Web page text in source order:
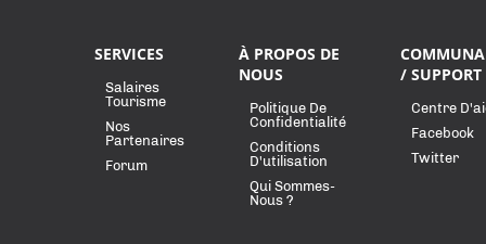
SERVICES
Salaires
Tourisme
Nos
Partenaires
Forum
À PROPOS DE
NOUS
Politique De
Confidentialité
Conditions
D'utilisation
Qui Sommes-
Nous ?
/ SUPPORT
Centre
Facebook
Twitter